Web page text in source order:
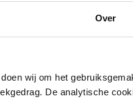
Over
wij om het
De analytische